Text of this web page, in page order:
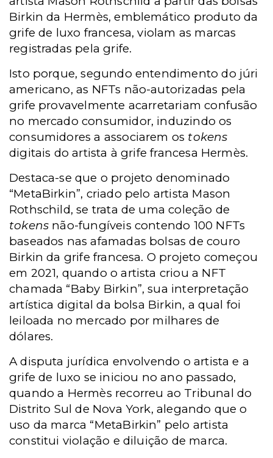
Birkin da Hermès, emblemático produto da
grife de luxo francesa, violam as marcas
registradas pela grife.
Isto porque, segundo entendimento do júri
americano, as NFTs não-autorizadas pela
grife provavelmente acarretariam confusão
no mercado consumidor, induzindo os
consumidores a associarem os tokens
digitais do artista à grife francesa Hermès.
Destaca-se que o projeto denominado
“MetaBirkin”, criado pelo artista Mason
Rothschild, se trata de uma coleção de
tokens não-fungíveis contendo 100 NFTs
baseados nas afamadas bolsas de couro
Birkin da grife francesa. O projeto começou
em 2021, quando o artista criou a NFT
chamada “Baby Birkin”, sua interpretação
artística digital da bolsa Birkin, a qual foi
leiloada no mercado por milhares de
dólares.
A disputa jurídica envolvendo o artista e a
grife de luxo se iniciou no ano passado,
quando a Hermès recorreu ao Tribunal do
Distrito Sul de Nova York, alegando que o
uso da marca “MetaBirkin” pelo artista
constitui violação e diluição de marca.